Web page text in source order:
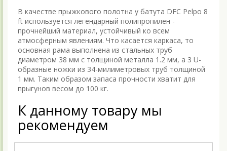
В качестве прыжкового полотна у батута DFC Pelpo 8
ft используется легендарный полипропилен -
прочнейший материал, устойчивый ко всем
атмосферным явлениям. Что касается каркаса, то
основная рама выполнена из стальных труб
диаметром 38 мм с толщиной металла 1.2 мм, а 3 U-
образные ножки из 34-милиметровых труб толщиной
1 мм. Таким образом запаса прочности хватит для
прыгунов весом до 100 кг.
К данному товару мы
рекомендуем